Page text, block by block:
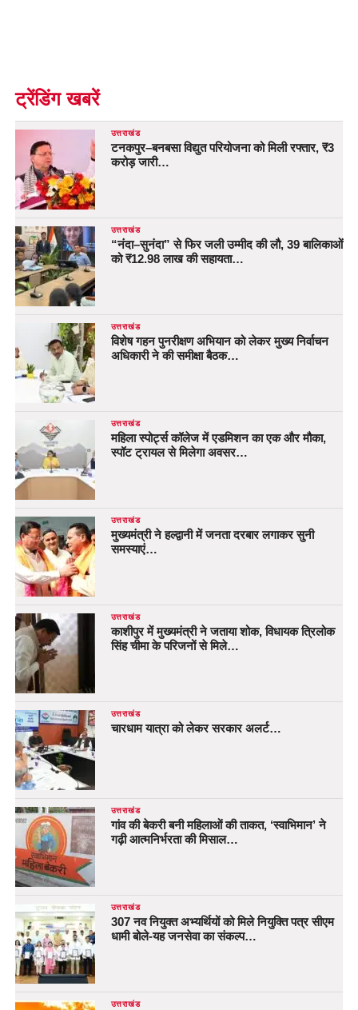
ट्रेंडिंग खबरें
उत्तराखंड
टनकपुर–बनबसा विद्युत परियोजना को मिली रफ्तार, ₹3
करोड़ जारी…
उत्तराखंड
“नंदा–सुनंदा” से फिर जली उम्मीद की लौ, 39 बालिकाओं
को ₹12.98 लाख की सहायता…
उत्तराखंड
विशेष गहन पुनरीक्षण अभियान को लेकर मुख्य निर्वाचन
अधिकारी ने की समीक्षा बैठक…
उत्तराखंड
महिला स्पोर्ट्स कॉलेज में एडमिशन का एक और मौका,
स्पॉट ट्रायल से मिलेगा अवसर…
उत्तराखंड
मुख्यमंत्री ने हल्द्वानी में जनता दरबार लगाकर सुनी
समस्याएं…
उत्तराखंड
काशीपुर में मुख्यमंत्री ने जताया शोक, विधायक त्रिलोक
सिंह चीमा के परिजनों से मिले…
उत्तराखंड
चारधाम यात्रा को लेकर सरकार अलर्ट…
उत्तराखंड
गांव की बेकरी बनी महिलाओं की ताकत, ‘स्वाभिमान’ ने
गढ़ी आत्मनिर्भरता की मिसाल…
उत्तराखंड
307 नव नियुक्त अभ्यर्थियों को मिले नियुक्ति पत्र सीएम
धामी बोले-यह जनसेवा का संकल्प…
उत्तराखंड